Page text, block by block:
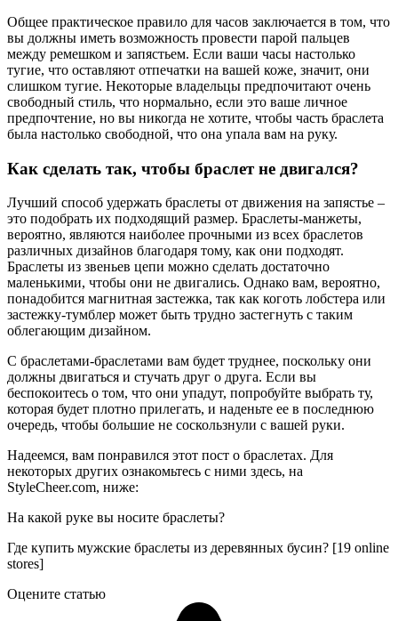
Общее практическое правило для часов заключается в том, что
вы должны иметь возможность провести парой пальцев
между ремешком и запястьем. Если ваши часы настолько
тугие, что оставляют отпечатки на вашей коже, значит, они
слишком тугие. Некоторые владельцы предпочитают очень
свободный стиль, что нормально, если это ваше личное
предпочтение, но вы никогда не хотите, чтобы часть браслета
была настолько свободной, что она упала вам на руку.
Как сделать так, чтобы браслет не двигался?
Лучший способ удержать браслеты от движения на запястье –
это подобрать их подходящий размер. Браслеты-манжеты,
вероятно, являются наиболее прочными из всех браслетов
различных дизайнов благодаря тому, как они подходят.
Браслеты из звеньев цепи можно сделать достаточно
маленькими, чтобы они не двигались. Однако вам, вероятно,
понадобится магнитная застежка, так как коготь лобстера или
застежку-тумблер может быть трудно застегнуть с таким
облегающим дизайном.
С браслетами-браслетами вам будет труднее, поскольку они
должны двигаться и стучать друг о друга. Если вы
беспокоитесь о том, что они упадут, попробуйте выбрать ту,
которая будет плотно прилегать, и наденьте ее в последнюю
очередь, чтобы большие не соскользнули с вашей руки.
Надеемся, вам понравился этот пост о браслетах. Для
некоторых других ознакомьтесь с ними здесь, на
StyleCheer.com, ниже:
На какой руке вы носите браслеты?
Где купить мужские браслеты из деревянных бусин? [19 online
stores]
Оцените статью